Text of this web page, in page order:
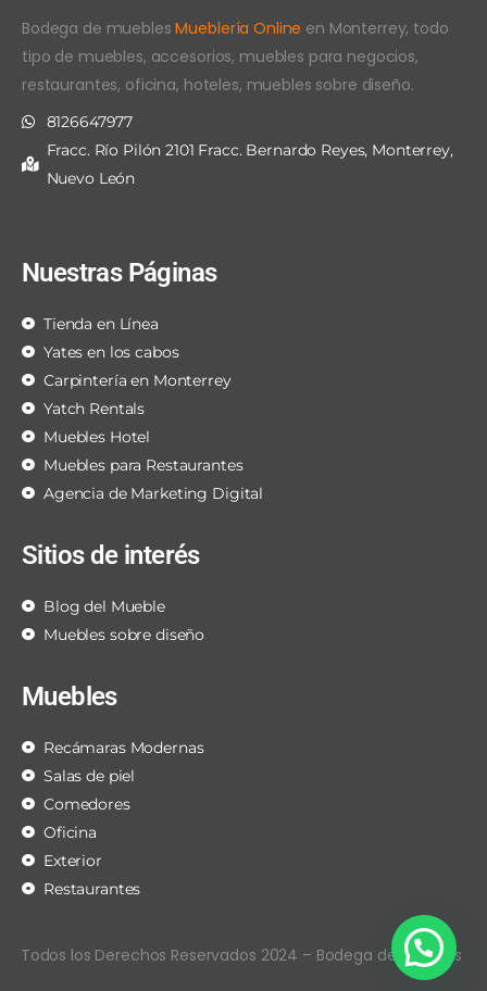
Bodega de mueblesMueblería Online en Monterrey, todo
tipo de muebles, accesorios, muebles para negocios,
restaurantes, oficina, hoteles, muebles sobre diseño.
8126647977
Fracc. Río Pilón 2101 Fracc. Bernardo Reyes, Monterrey,
Nuevo León
Nuestras Páginas
Tienda en Línea
Yates en los cabos
Carpintería en Monterrey
Yatch Rentals
Muebles Hotel
Muebles para Restaurantes
Agencia de Marketing Digital
Sitios de interés
Blog del Mueble
Muebles sobre diseño
Muebles
Recámaras Modernas
Salas de piel
Comedores
Oficina
Exterior
Restaurantes
Todos los Derechos Reservados 2024 – Bodega de Muebles